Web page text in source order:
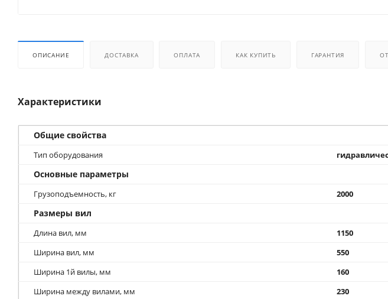
ОПИСАНИЕ ДОСТАВКА ОПЛАТА КАК КУПИТЬ ГАРАНТИЯ
Характеристики
Общие свойства
Тип оборудования
Основные параметры
Грузоподъемность, кг 2000
Размеры вил
Длина вил, мм
1150
Ширина вил, мм
550
Ширина 1й вилы, мм
160
Ширина между вилами, мм
230